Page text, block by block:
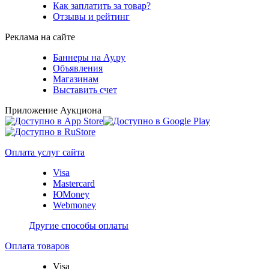
Как заплатить за товар?
Отзывы и рейтинг
Реклама на сайте
Баннеры на Ау.ру
Объявления
Магазинам
Выставить счет
Приложение Аукциона
Оплата услуг сайта
Visa
Mastercard
ЮMoney
Webmoney
Другие способы оплаты
Оплата товаров
Visa